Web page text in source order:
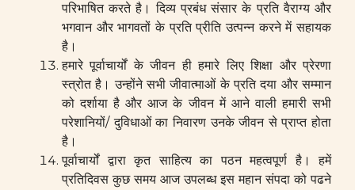
परिभाषित करते है। दिव्य प्रबंध संसार के प्रति वैराग्य और
भगवान और भागवतों के प्रति प्रीति उत्पन्न करने में सहायक
है।
हमारे पूर्वाचार्यों के जीवन ही हमारे लिए शिक्षा और प्रेरणा
स्त्रोत है। उन्होंने सभी जीवात्माओं के प्रति दया और सम्मान
को दर्शाया है और आज के जीवन में आने वाली हमारी सभी
परेशानियों/ दुविधाओं का निवारण उनके जीवन से प्राप्त होता
है।
पूर्वाचार्यों द्वारा कृत साहित्य का पठन महत्वपूर्ण है। हमें
प्रतिदिवस कुछ समय आज उपलब्ध इस महान संपदा को पढने